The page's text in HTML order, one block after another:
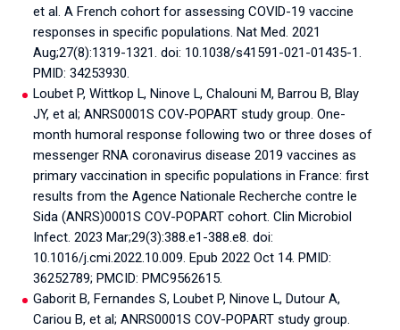
et al. A French cohort for assessing COVID-19 vaccine
responses in specific populations. Nat Med. 2021
Aug;27(8):1319-1321. doi: 10.1038/s41591-021-01435-1.
PMID: 34253930.
Loubet P, Wittkop L, Ninove L, Chalouni M, Barrou B, Blay
JY, et al; ANRS0001S COV-POPART study group. One-
month humoral response following two or three doses of
messenger RNA coronavirus disease 2019 vaccines as
primary vaccination in specific populations in France: first
results from the Agence Nationale Recherche contre le
Sida (ANRS)0001S COV-POPART cohort. Clin Microbiol
Infect. 2023 Mar;29(3):388.e1-388.e8. doi:
10.1016/j.cmi.2022.10.009. Epub 2022 Oct 14. PMID:
36252789; PMCID: PMC9562615.
Gaborit B, Fernandes S, Loubet P, Ninove L, Dutour A,
Cariou B, et al; ANRS0001S COV-POPART study group.